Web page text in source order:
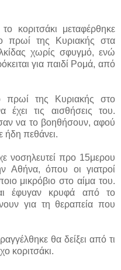
κοριτσάκι μεταφέρθηκε
πρωί της Κυριακής στα
χωρίς σφυγμό, ενώ
για παιδί Ρομά, από
πρωί της Κυριακής στο
έχει τις αισθήσεις του.
να το βοηθήσουν, αφού
ήδη πεθάνει.
νοσηλευτεί προ 15μερου
Αθήνα, όπου οι γιατροί
μικρόβιο στο αίμα του.
έφυγαν κρυφά από το
για τη θεραπεία που
θα δείξει από τι
κοριτσάκι.